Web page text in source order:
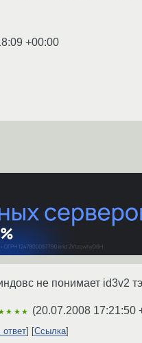
+00:00
не понимает id3v2
(20.07.2008 17:21:50
ответ Ссылка